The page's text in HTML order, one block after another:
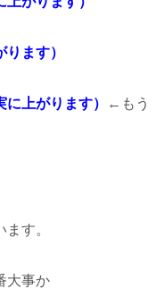
ます）
上がります）
←もう
す。
大事か